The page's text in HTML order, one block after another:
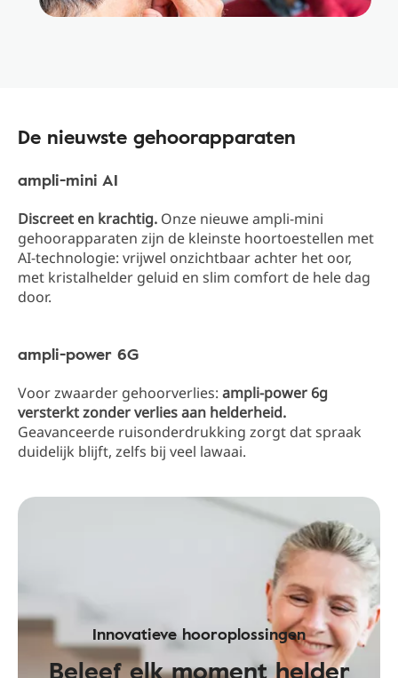
De nieuwste gehoorapparaten
ampli-mini AI
Discreet en krachtig. Onze nieuwe ampli-mini
gehoorapparaten zijn de kleinste hoortoestellen met
AI-technologie: vrijwel onzichtbaar achter het oor,
met kristalhelder geluid en slim comfort de hele dag
door.
ampli-power 6G
Voor zwaarder gehoorverlies: ampli-power 6g
versterkt zonder verlies aan helderheid.
Geavanceerde ruisonderdrukking zorgt dat spraak
duidelijk blijft, zelfs bij veel lawaai.
Innovatieve hooroplossingen
Beleef elk moment helder